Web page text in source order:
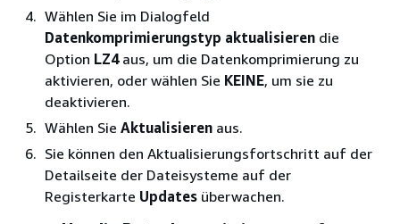
Wählen Sie im Dialogfeld
Datenkomprimierungstyp aktualisieren die
Option LZ4aus, um die Datenkomprimierung zu
aktivieren, oder wählen Sie KEINE, um sie zu
deaktivieren.
Wählen Sie Aktualisieren aus.
Sie können den Aktualisierungsfortschritt auf der
Detailseite der Dateisysteme auf der
Registerkarte Updates überwachen.